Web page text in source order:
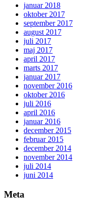
januar 2018
oktober 2017
september 2017
august 2017
juli 2017
maj 2017
april 2017
marts 2017
januar 2017
november 2016
oktober 2016
juli 2016
april 2016
januar 2016
december 2015
februar 2015
december 2014
november 2014
juli 2014
juni 2014
Meta